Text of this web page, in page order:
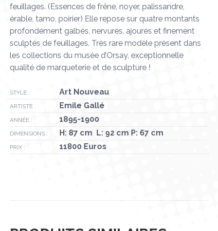
feuillages. (Essences de frêne, noyer, palissandre,
érable, tamo, poirier) Elle repose sur quatre montants
profondément galbés, nervurés, ajourés et finement
sculptés de feuillages. Très rare modèle présent dans
les collections du musée d’Orsay, exceptionnelle
qualité de marqueterie et de sculpture !
STYLE : Art Nouveau
ARTISTE : Emile Gallé
ANNÉE : 1895-1900
DIMENSIONS : H: 87 cm L: 92 cm P: 67 cm
PRIX : 11800 Euros